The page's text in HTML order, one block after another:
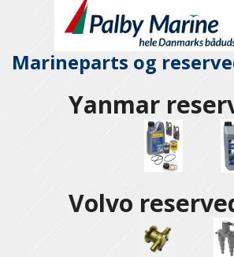
Marineparts og
Yanmar
Volvo